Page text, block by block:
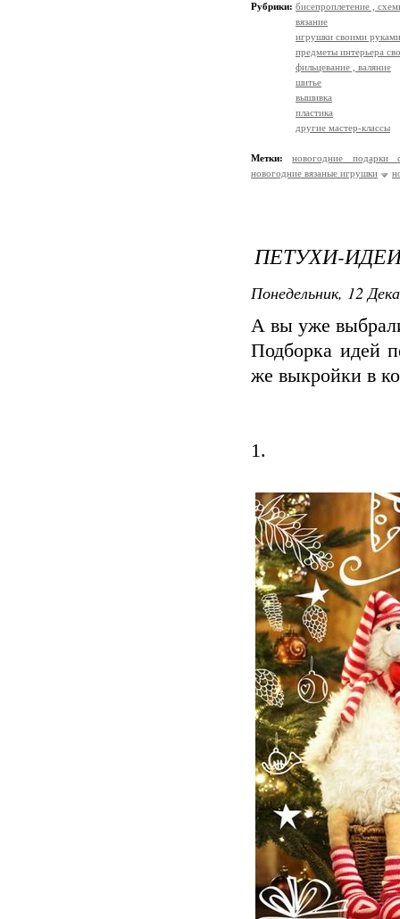
Рубрики: бисепроплетение ,
вязание
игрушки своими руками
предметы интерьера
фильцевание , валяние
шитье
вышивка
пластика
другие мастер-классы
Метки:
новогодние подарки
новогодние вязаные игрушки
ПЕТУХИ-
Понедельник, 12
А вы уже
Подборка идей
же выкройки в
1.